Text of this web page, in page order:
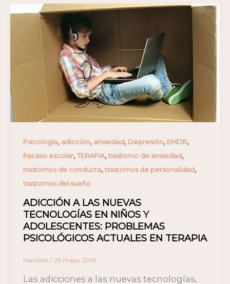
Psicología, adicción, ansiedad, Depresión, EMDR,
fracaso escolar, TERAPIA, trastorno de ansiedad,
trastornos de conducta, trastornos de personalidad,
trastornos del sueño
ADICCIÓN A LAS NUEVAS
TECNOLOGÍAS EN NIÑOS Y
ADOLESCENTES: PROBLEMAS
PSICOLÓGICOS ACTUALES EN TERAPIA
MarMilla / 29 mayo, 2016
Las adicciones a las nuevas tecnologías,